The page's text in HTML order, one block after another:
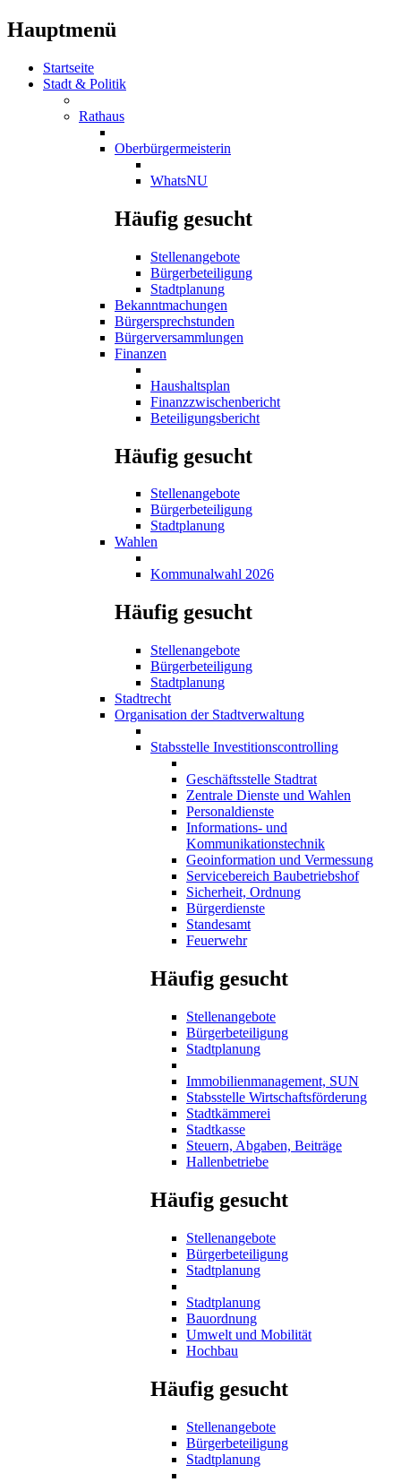
Hauptmenü
Startseite
Stadt & Politik
Rathaus
Oberbürgermeisterin
WhatsNU
Häufig gesucht
Stellenangebote
Bürgerbeteiligung
Stadtplanung
Bekanntmachungen
Bürgersprechstunden
Bürgerversammlungen
Finanzen
Haushaltsplan
Finanzzwischenbericht
Beteiligungsbericht
Häufig gesucht
Stellenangebote
Bürgerbeteiligung
Stadtplanung
Wahlen
Kommunalwahl 2026
Häufig gesucht
Stellenangebote
Bürgerbeteiligung
Stadtplanung
Stadtrecht
Organisation der Stadtverwaltung
Stabsstelle Investitionscontrolling
Geschäftsstelle Stadtrat
Zentrale Dienste und Wahlen
Personaldienste
Informations- und
Kommunikationstechnik
Geoinformation und Vermessung
Servicebereich Baubetriebshof
Sicherheit, Ordnung
Bürgerdienste
Standesamt
Feuerwehr
Häufig gesucht
Stellenangebote
Bürgerbeteiligung
Stadtplanung
Immobilienmanagement, SUN
Stabsstelle Wirtschaftsförderung
Stadtkämmerei
Stadtkasse
Steuern, Abgaben, Beiträge
Hallenbetriebe
Häufig gesucht
Stellenangebote
Bürgerbeteiligung
Stadtplanung
Stadtplanung
Bauordnung
Umwelt und Mobilität
Hochbau
Häufig gesucht
Stellenangebote
Bürgerbeteiligung
Stadtplanung